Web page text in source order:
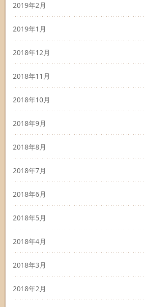
2019年2月
2019年1月
2018年12月
2018年11月
2018年10月
2018年9月
2018年8月
2018年7月
2018年6月
2018年5月
2018年4月
2018年3月
2018年2月